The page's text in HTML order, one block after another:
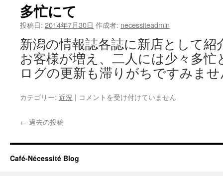
が
７
月
の
テ
マ
「ト
ル」
多忙にて
投稿日: 2014年7月30日 作成者: necessiteadmin
新潟の情報誌各誌に新店として
お客様が増え、二人には少々多
ログの更新も滞りがちですみま
カテゴリー: 近況 | 多
コメントを受け付けていません
← 過去の投稿
Café-Nécessité Blog